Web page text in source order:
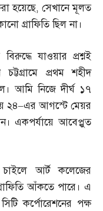
হয়েছে, সেখানে মূলত
গ্রাফিতি ছিল না।
যাওয়ার প্রশ্নই
প্রথম শহীদ
আমি নিজে দীর্ঘ ১৭
২৪–এর আগস্টে মেয়র
একপর্যায়ে আবেপ্লুত
আর্ট কলেজের
আঁকতে পারে। এ
কর্পোরেশনের পক্ষ